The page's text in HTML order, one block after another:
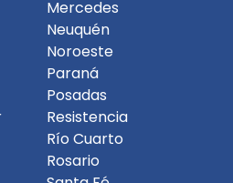
Mercedes
Neuquén
Noroeste
Paraná
Posadas
Resistencia
Río Cuarto
Rosario